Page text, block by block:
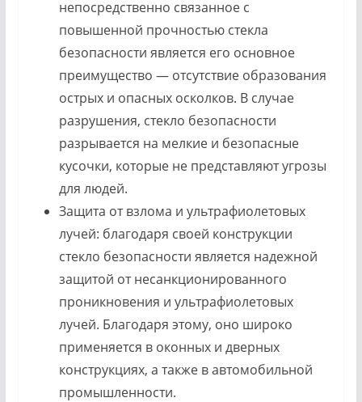
непосредственно связанное с
повышенной прочностью стекла
безопасности является его основное
преимущество — отсутствие образования
острых и опасных осколков. В случае
разрушения, стекло безопасности
разрывается на мелкие и безопасные
кусочки, которые не представляют угрозы
для людей.
Защита от взлома и ультрафиолетовых
лучей: благодаря своей конструкции
стекло безопасности является надежной
защитой от несанкционированного
проникновения и ультрафиолетовых
лучей. Благодаря этому, оно широко
применяется в оконных и дверных
конструкциях, а также в автомобильной
промышленности.